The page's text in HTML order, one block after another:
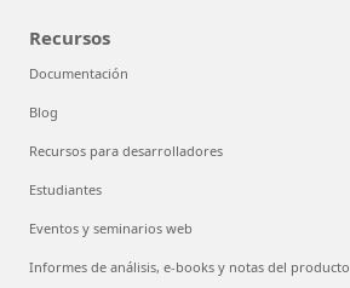
Recursos
Documentación
Blog
Recursos para desarrolladores
Estudiantes
Eventos y seminarios web
Informes de análisis, e-books y notas del producto